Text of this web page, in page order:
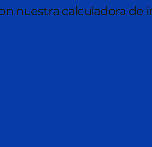
nuestra calculadora de